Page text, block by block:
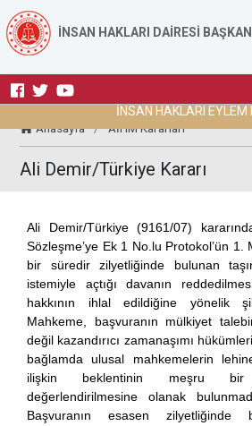
İNSAN HAKLARI DAİRESİ
İNSAN HAKLARI EYLEM
Anasayfa / AİHM Kararları
Ali Demir/Türkiye Kararı
Ali Demir/Türkiye(9161/07)
Sözleşme’ye Ek 1 No.lu Protokol’ün 1.
bir süredir zilyetliğinde bulunan
istemiyle açtığı davanın
hakkının ihlal edildiğine yönelik
Mahkeme, başvuranın mülkiyet
değil kazandırıcı zamanaşımı
bağlamda ulusal mahkemelerin
ilişkin beklentinin meşru
değerlendirilmesine olanak
Başvuranın esasen zilyetliğinde